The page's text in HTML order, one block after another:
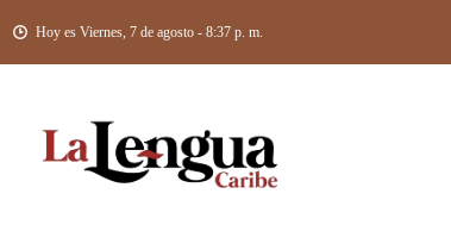
Hoy es Viernes, 7 de agosto - 8:37 p. m.